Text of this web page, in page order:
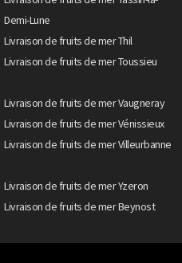
Demi-Lune
Livraison de fruits de mer Thil
Livraison de fruits de mer Toussieu
Livraison de fruits de mer Vaugneray
Livraison de fruits de mer Vénissieux
Livraison de fruits de mer Villeurbanne
Livraison de fruits de mer Yzeron
Livraison de fruits de mer Beynost